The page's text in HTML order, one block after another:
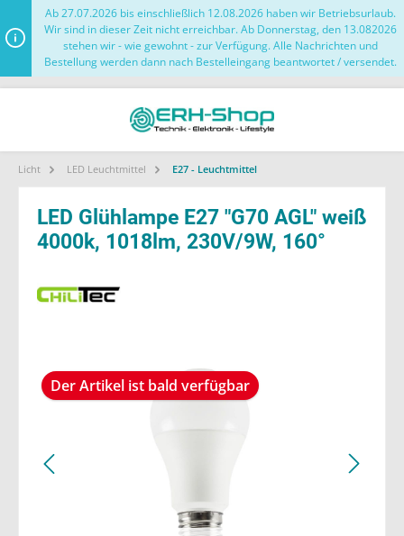
Ab 27.07.2026 bis einschließlich 12.08.2026 haben wir Betriebsurlaub.
Wir sind in dieser Zeit nicht erreichbar. Ab Donnerstag, den 13.082026
stehen wir - wie gewohnt - zur Verfügung. Alle Nachrichten und
Bestellung werden dann nach Bestelleingang beantwortet / versendet.
Licht LED Leuchtmittel E27 - Leuchtmittel
LED Glühlampe E27 "G70 AGL" weiß
4000k, 1018lm, 230V/9W, 160°
Der Artikel ist bald verfügbar